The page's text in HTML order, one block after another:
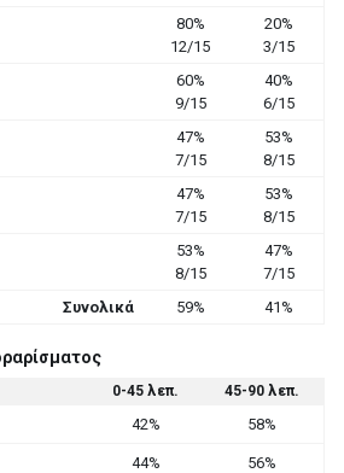
80%
12/15
20%
3/15
60%
9/15
40%
6/15
47%
7/15
53%
8/15
47%
7/15
53%
8/15
53%
8/15
47%
7/15
Συνολικά
59% 41%
0-45 λεπ. 45-90 λεπ.
42% 58%
44% 56%